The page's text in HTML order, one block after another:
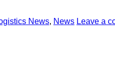
News, News Leave a